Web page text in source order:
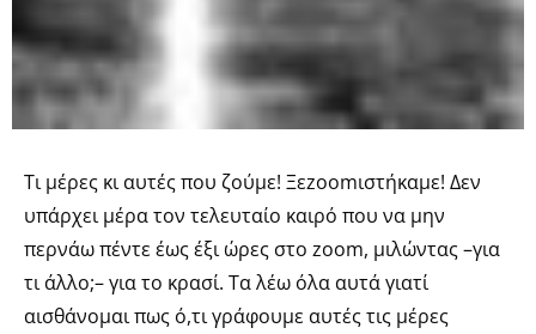
Τι μέρες κι αυτές που ζούμε! Ξεzoomιστήκαμε! Δεν
υπάρχει μέρα τον τελευταίο καιρό που να μην
περνάω πέντε έως έξι ώρες στο zoom, μιλώντας –για
τι άλλο;– για το κρασί. Τα λέω όλα αυτά γιατί
αισθάνομαι πως ό,τι γράφουμε αυτές τις μέρες